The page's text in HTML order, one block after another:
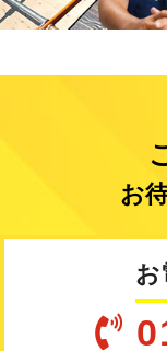
お
お